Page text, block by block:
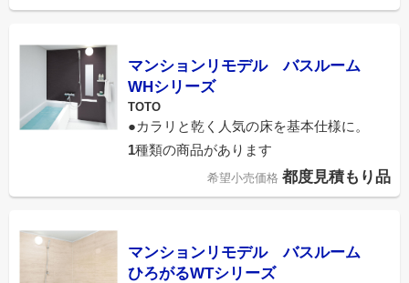
マンションリモデル バスルーム
WHシリーズ
TOTO
●カラリと乾く人気の床を基本仕様に。
1種類の商品があります
希望小売価格 都度見積もり品
マンションリモデル バスルーム
ひろがるWTシリーズ